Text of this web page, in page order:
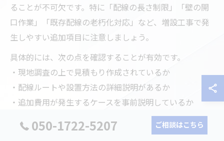
ることが不可欠です。特に「配線の長さ制限」「壁の開
口作業」「既存配線の老朽化対応」など、増設工事で発
生しやすい追加項目に注意しましょう。
具体的には、次の点を確認することが有効です。
・現地調査の上で見積もり作成されているか
・配線ルートや設置方法の詳細説明があるか
・追加費用が発生するケースを事前説明しているか
こうした確認を怠ると、工事当日に「壁内の障害物があ
った」「既存配線の劣化が判明した」などの理由で追加
050-1722-5207 ご相談はこちら